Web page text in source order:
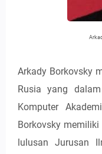
Arkady Borkovsky
Rusia yang
Komputer
Borkovsky
lulusan Jurusan